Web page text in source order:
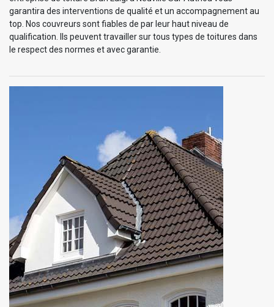
garantira des interventions de qualité et un accompagnement au
top. Nos couvreurs sont fiables de par leur haut niveau de
qualification. Ils peuvent travailler sur tous types de toitures dans
le respect des normes et avec garantie.